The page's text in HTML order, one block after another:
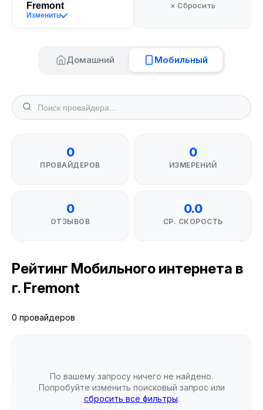
Fremont
Изменить
× Сбросить
Домашний Мобильный
0
ПРОВАЙДЕРОВ
0
ИЗМЕРЕНИЙ
0
ОТЗЫВОВ
0.0
СР. СКОРОСТЬ
Рейтинг Мобильного интернета в
г. Fremont
0 провайдеров
По вашему запросу ничего не найдено.
Попробуйте изменить поисковый запрос или
сбросить все фильтры.